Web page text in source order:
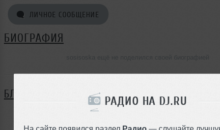
РАДИО НА DJ.RU
На сайте появился раздел Радио — слушайте
ЛИЧНОЕ СООБЩЕНИЕ
БИОГРАФИЯ
БЛОГ